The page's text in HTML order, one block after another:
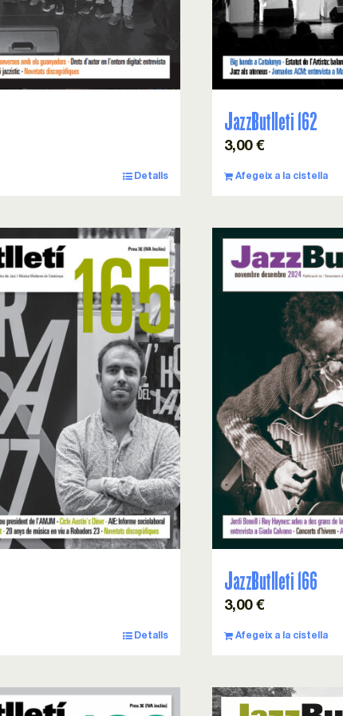
Detalls
JazzButlleti 162
3,00€
Afegeix a la cistella
Detalls
JazzButlleti 166
3,00€
Afegeix a la cistella